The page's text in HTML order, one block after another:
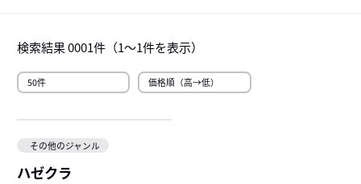
検索結果0001件（1～1件を表示）
その他のジャンル
ハゼクラ